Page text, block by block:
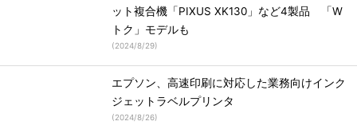
ット複合機「PIXUS XK130」など4製品 「W
トク」モデルも
(2024/8/29)
エプソン、高速印刷に対応した業務向けインク
ジェットラベルプリンタ
(2024/8/26)